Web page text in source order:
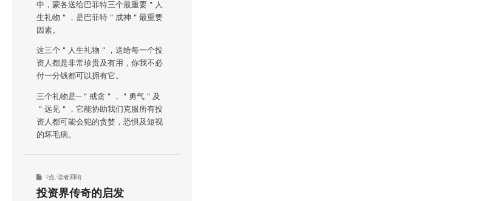
中，蒙各送给巴菲特三个最重要＂人
生礼物＂，是巴菲特＂成神＂最重要
因素。
这三个＂人生礼物＂，送给每一个投
资人都是非常珍贵及有用，你我不必
付一分钱都可以拥有它。
三个礼物是─＂戒贪＂，＂勇气＂及
＂远见＂，它能协助我们克服所有投
资人都可能会犯的贪婪，恐惧及短视
的坏毛病。
9点 读者回响
投资界传奇的启发